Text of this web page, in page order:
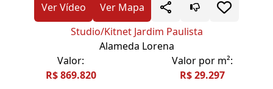
Ver Vídeo
Ver Mapa
Studio/Kitnet Jardim Paulista
Alameda Lorena
Valor:
R$ 869.820
Valor por m²:
R$ 29.297